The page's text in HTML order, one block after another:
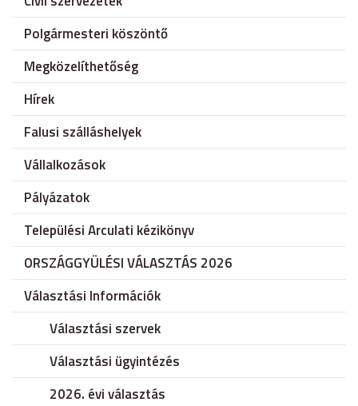
Polgármesteri köszöntő
Megközelíthetőség
Hírek
Falusi szálláshelyek
Vállalkozások
Pályázatok
Települési Arculati kézikönyv
ORSZÁGGYÜLÉSI VÁLASZTÁS 2026
Választási Információk
Választási szervek
Választási ügyintézés
2026. évi választás